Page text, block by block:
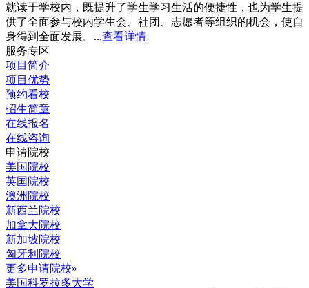
就读于学校内，既提升了学生学习生活的便捷性，也为学生提
供了全面参与校内学生会、社团、志愿者等组织的机会，使自
身得到全面发展。...查看详情
服务专区
项目简介
项目优势
预约看校
招生简章
在线报名
在线咨询
申请院校
美国院校
英国院校
澳洲院校
新西兰院校
加拿大院校
新加坡院校
匈牙利院校
更多申请院校»
美国科罗拉多大学